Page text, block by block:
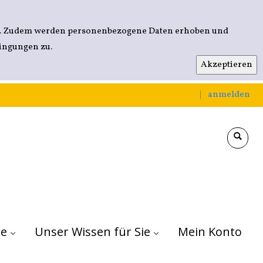
werden personenbezogene Daten erhoben und
zu.
anmelden
Für Kitas
Für Grundschulen
Für weiterführende Schulen
Unser Wissen für Sie Mein Konto